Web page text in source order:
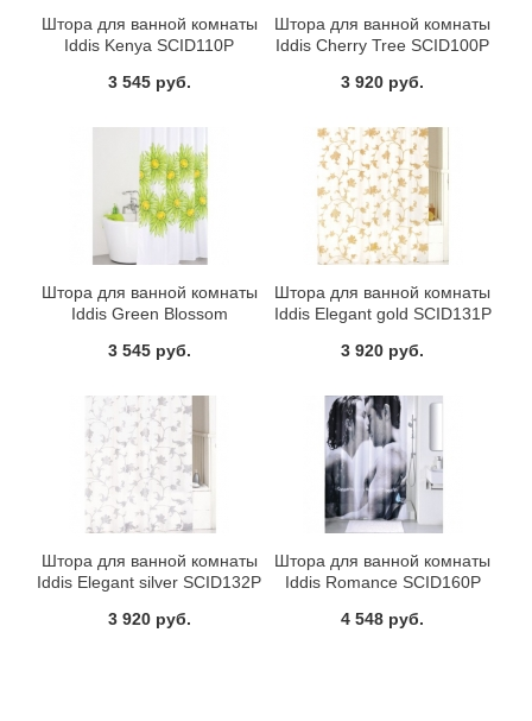
Штора для ванной комнаты
Iddis Kenya SCID110P
3 545 руб.
Штора для ванной комнаты
Iddis Cherry Tree SCID100P
3 920 руб.
Штора для ванной комнаты
Iddis Green Blossom
3 545 руб.
Штора для ванной комнаты
Iddis Elegant gold SCID131P
3 920 руб.
Штора для ванной комнаты
Iddis Elegant silver SCID132P
3 920 руб.
Штора для ванной комнаты
Iddis Romance SCID160P
4 548 руб.